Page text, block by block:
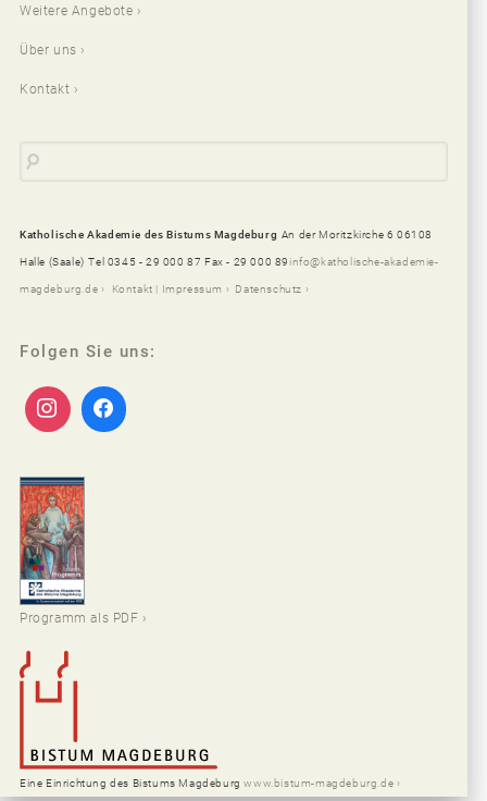
Weitere Angebote
Über uns
Kontakt
Katholische Akademie des Bistums Magdeburg An der Moritzkirche 6 06108
Halle (Saale) Tel 0345 - 29 000 87 Fax - 29 000 89 info@katholische-akademie-
magdeburg.de Kontakt | Impressum Datenschutz
Folgen Sie uns:
Programm als PDF
Eine Einrichtung des Bistums Magdeburgwww.bistum-magdeburg.de